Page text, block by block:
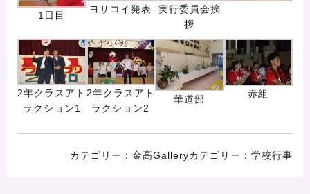
1日目
ヨサコイ発表
実行委員会挨
拶
2年クラスアト
ラクション1
2年クラスアト
ラクション2
華道部
赤組
学校行事
金高Gallery